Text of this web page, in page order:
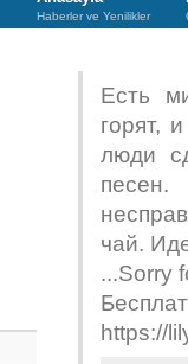
Haberler ve Yenilikler
Есть
горят,
люди
чай.
...Sorry
https://